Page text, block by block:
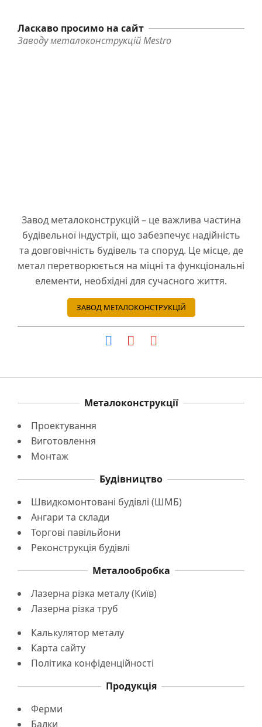
Ласкаво просимо на сайт
Заводу металоконструкцій Mestro
Завод металоконструкцій – це важлива частина
будівельної індустрії, що забезпечує надійність
та довговічність будівель та споруд. Це місце, де
метал перетворюється на міцні та функціональні
елементи, необхідні для сучасного життя.
ЗАВОД МЕТАЛОКОНСТРУКЦІЙ
Металоконструкції
Проектування
Виготовлення
Монтаж
Будівництво
Швидкомонтовані будівлі (ШМБ)
Ангари та склади
Торгові павільйони
Реконструкція будівлі
Металообробка
Лазерна різка металу (Київ)
Лазерна різка труб
Калькулятор металу
Карта сайту
Політика конфіденційності
Продукція
Ферми
Балки